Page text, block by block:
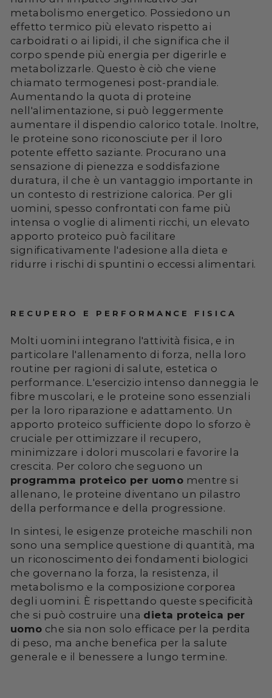
metabolismo energetico. Possiedono un
effetto termico più elevato rispetto ai
carboidrati o ai lipidi, il che significa che il
corpo spende più energia per digerirle e
metabolizzarle. Questo è ciò che viene
chiamato termogenesi post-prandiale.
Aumentando la quota di proteine
nell'alimentazione, si può leggermente
aumentare il dispendio calorico totale. Inoltre,
le proteine sono riconosciute per il loro
potente effetto saziante. Procurano una
sensazione di pienezza e soddisfazione
duratura, il che è un vantaggio importante in
un contesto di restrizione calorica. Per gli
uomini, spesso confrontati con fame più
intensa o voglie di alimenti ricchi, un elevato
apporto proteico può facilitare
significativamente l'adesione alla dieta e
ridurre i rischi di spuntini o eccessi alimentari.
RECUPERO E PERFORMANCE FISICA
Molti uomini integrano l'attività fisica, e in
particolare l'allenamento di forza, nella loro
routine per ragioni di salute, estetica o
performance. L'esercizio intenso danneggia le
fibre muscolari, e le proteine sono essenziali
per la loro riparazione e adattamento. Un
apporto proteico sufficiente dopo lo sforzo è
cruciale per ottimizzare il recupero,
minimizzare i dolori muscolari e favorire la
crescita. Per coloro che seguono un
programma proteico per uomo mentre si
allenano, le proteine diventano un pilastro
della performance e della progressione.
In sintesi, le esigenze proteiche maschili non
sono una semplice questione di quantità, ma
un riconoscimento dei fondamenti biologici
che governano la forza, la resistenza, il
metabolismo e la composizione corporea
degli uomini. È rispettando queste specificità
che si può costruire una dieta proteica per
uomo che sia non solo efficace per la perdita
di peso, ma anche benefica per la salute
generale e il benessere a lungo termine.